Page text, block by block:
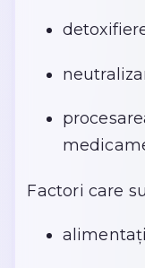
Factori care